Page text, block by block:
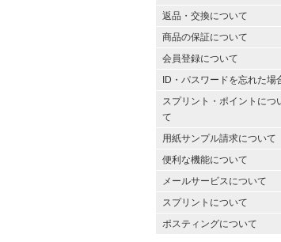
返品・交換について
商品の保証について
会員登録について
ID・パスワードを忘れた場
スプリント・ポイントにつ
て
用紙サンプル請求について
便利な機能について
メールサービスについて
スプリントについて
ポスティングについて